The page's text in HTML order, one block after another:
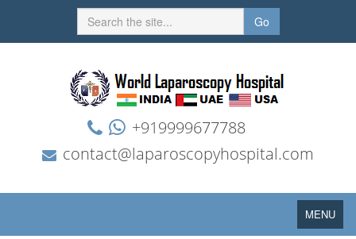
Go
+919999677788
contact@laparoscopyhospital.com
Toggle
navigation
MENU